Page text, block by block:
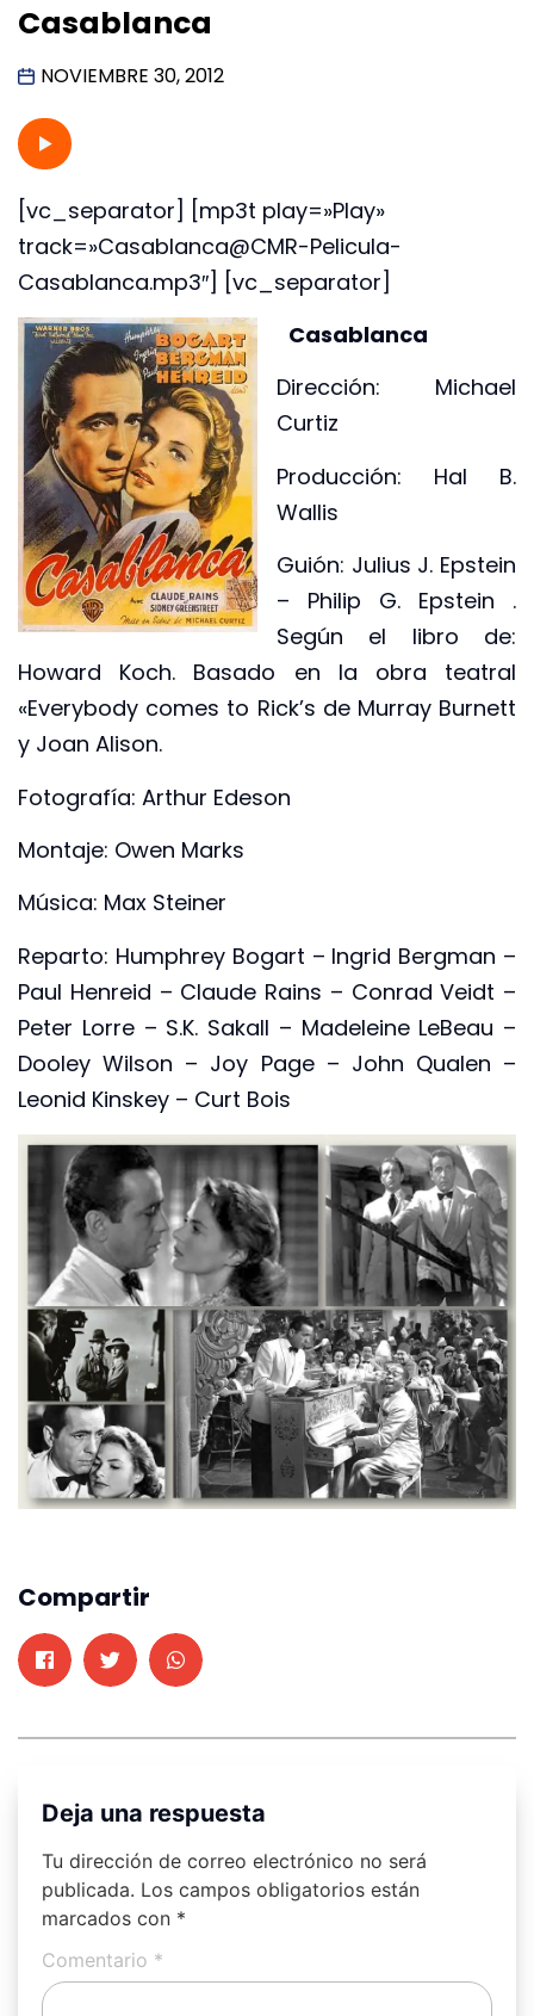
Casablanca
NOVIEMBRE 30, 2012
[vc_separator] [mp3t play=»Play»
track=»Casablanca@CMR-Pelicula-
Casablanca.mp3″] [vc_separator]
Casablanca
Dirección: Michael
Curtiz
Producción: Hal B.
Wallis
Guión: Julius J. Epstein
– Philip G. Epstein .
Según el libro de:
Howard Koch. Basado en la obra teatral
«Everybody comes to Rick’s de Murray Burnett
y Joan Alison.
Fotografía: Arthur Edeson
Montaje: Owen Marks
Música: Max Steiner
Reparto: Humphrey Bogart – Ingrid Bergman –
Paul Henreid – Claude Rains – Conrad Veidt –
Peter Lorre – S.K. Sakall – Madeleine LeBeau –
Dooley Wilson – Joy Page – John Qualen –
Leonid Kinskey – Curt Bois
Compartir
Deja una respuesta
Tu dirección de correo electrónico no será
publicada. Los campos obligatorios están
marcados con *
Comentario *